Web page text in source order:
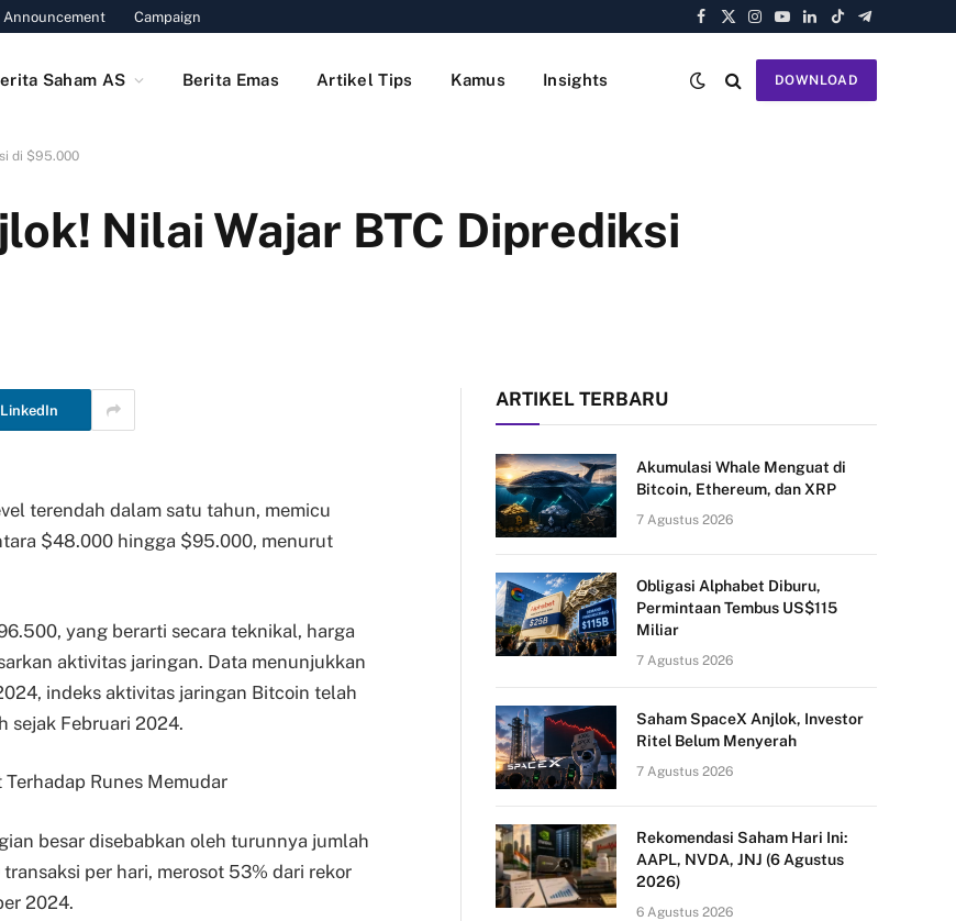
Announcement Campaign
Facebook
X
Instagram
YouTube
LinkedIn
TikTokTelegram
Saham AS Berita Emas Artikel Tips Kamus Insights DOWNLOAD
di $95.000
Nilai Wajar BTC Diprediksi
LinkedIn
terendah dalam satu tahun, memicu
$48.000 hingga $95.000, menurut
yang berarti secara teknikal, harga
aktivitas jaringan. Data menunjukkan
indeks aktivitas jaringan Bitcoin telah
sejak Februari 2024.
Runes Memudar
besar disebabkan oleh turunnya jumlah
per hari, merosot 53% dari rekor
2024.
ARTIKEL TERBARU
Akumulasi Whale Menguat di
Bitcoin, Ethereum, dan XRP
7 Agustus 2026
Obligasi Alphabet Diburu,
Permintaan Tembus US$115
Miliar
7 Agustus 2026
Saham SpaceX Anjlok, Investor
Ritel Belum Menyerah
7 Agustus 2026
Rekomendasi Saham Hari Ini:
AAPL, NVDA, JNJ (6 Agustus
2026)
6 Agustus 2026